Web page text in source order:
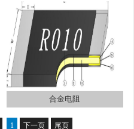
合金电阻
1 下一页 尾页